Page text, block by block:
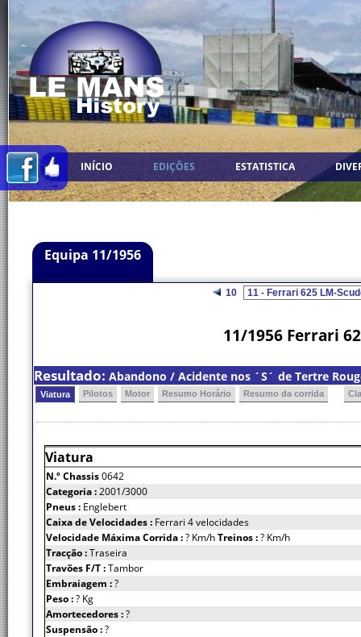
INÍCIO EDIÇÕES ESTATISTICA
Equipa 11/1956
10
11/1956 Ferrari
Resultado: Abandono / Acidente nos ´S´ de Tertre
Viatura Pilotos Motor Resumo Horário Resumo da corrida
Viatura
N.º Chassis0642
Categoria :2001/3000
Pneus : Englebert
Caixa de Velocidades : Ferrari 4 velocidades
Velocidade Máxima Corrida :? Km/hTreinos :? Km/h
Tracção :Traseira
Travões F/T :Tambor
Embraiagem :?
Peso :? Kg
Amortecedores :?
Suspensão :?